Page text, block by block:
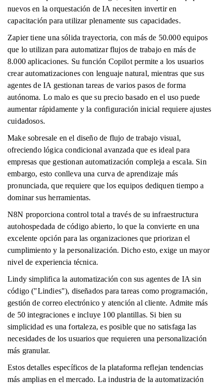
nuevos en la orquestación de IA necesiten invertir en
capacitación para utilizar plenamente sus capacidades.
Zapier tiene una sólida trayectoria, con más de 50.000 equipos
que lo utilizan para automatizar flujos de trabajo en más de
8.000 aplicaciones. Su función Copilot permite a los usuarios
crear automatizaciones con lenguaje natural, mientras que sus
agentes de IA gestionan tareas de varios pasos de forma
autónoma. Lo malo es que su precio basado en el uso puede
aumentar rápidamente y la configuración inicial requiere ajustes
cuidadosos.
Make sobresale en el diseño de flujo de trabajo visual,
ofreciendo lógica condicional avanzada que es ideal para
empresas que gestionan automatización compleja a escala. Sin
embargo, esto conlleva una curva de aprendizaje más
pronunciada, que requiere que los equipos dediquen tiempo a
dominar sus herramientas.
N8N proporciona control total a través de su infraestructura
autohospedada de código abierto, lo que la convierte en una
excelente opción para las organizaciones que priorizan el
cumplimiento y la personalización. Dicho esto, exige un mayor
nivel de experiencia técnica.
Lindy simplifica la automatización con sus agentes de IA sin
código ("Lindies"), diseñados para tareas como programación,
gestión de correo electrónico y atención al cliente. Admite más
de 50 integraciones e incluye 100 plantillas. Si bien su
simplicidad es una fortaleza, es posible que no satisfaga las
necesidades de los usuarios que requieren una personalización
más granular.
Estos detalles específicos de la plataforma reflejan tendencias
más amplias en el mercado. La industria de la automatización